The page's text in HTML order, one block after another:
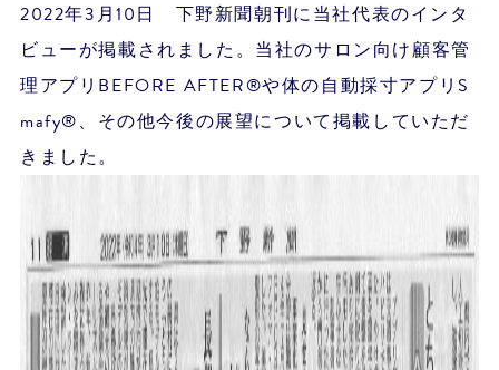
2022年3月10日 下野新聞朝刊に当社代表のインタ
ビューが掲載されました。当社のサロン向け顧客管
理アプリBEFORE AFTER®や体の自動採寸アプリS
mafy®、その他今後の展望について掲載していただ
きました。